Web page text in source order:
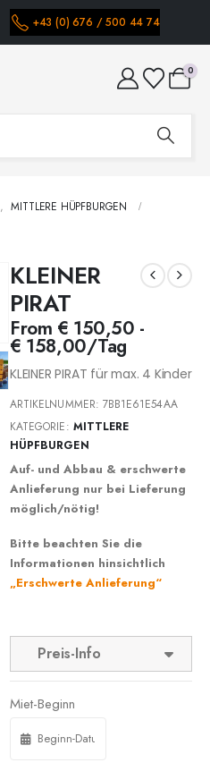
+43 (0) 676 / 500 44 74
0
, MITTLERE HÜPFBURGEN
KLEINER
PIRAT
From € 150,50 -
€ 158,00/Tag
KLEINER PIRAT für max. 4 Kinder
ARTIKELNUMMER: 7BB1E61E54AA
KATEGORIE: MITTLERE
HÜPFBURGEN
Auf- und Abbau & erschwerte
Anlieferung nur bei Lieferung
möglich/nötig!
Bitte beachten Sie die
Informationen hinsichtlich
„Erschwerte Anlieferung“
Preis-Info
Miet-Beginn